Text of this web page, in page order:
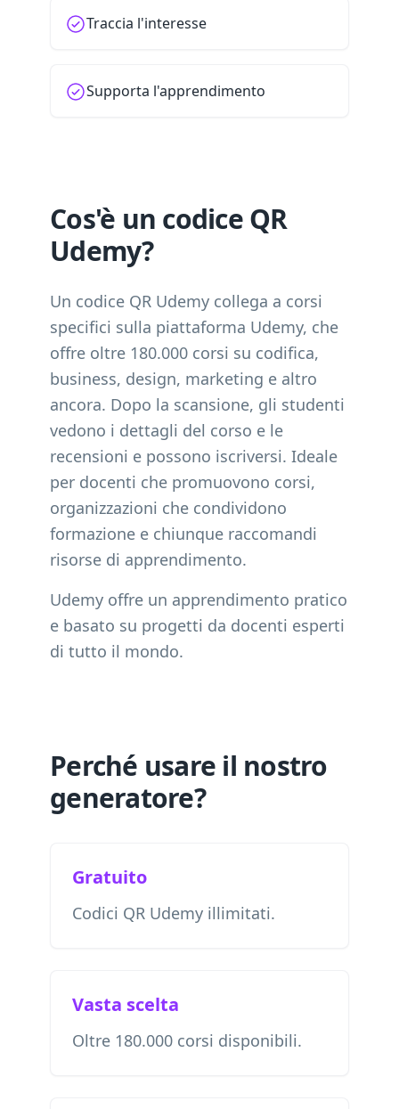
Traccia l'interesse
Supporta l'apprendimento
Cos'è un codice QR
Udemy?
Un codice QR Udemy collega a corsi
specifici sulla piattaforma Udemy, che
offre oltre 180.000 corsi su codifica,
business, design, marketing e altro
ancora. Dopo la scansione, gli studenti
vedono i dettagli del corso e le
recensioni e possono iscriversi. Ideale
per docenti che promuovono corsi,
organizzazioni che condividono
formazione e chiunque raccomandi
risorse di apprendimento.
Udemy offre un apprendimento pratico
e basato su progetti da docenti esperti
di tutto il mondo.
Perché usare il nostro
generatore?
Gratuito
Codici QR Udemy illimitati.
Vasta scelta
Oltre 180.000 corsi disponibili.